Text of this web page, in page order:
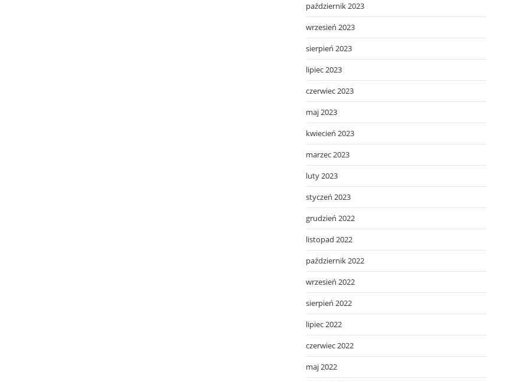
październik 2023
wrzesień 2023
sierpień 2023
lipiec 2023
czerwiec 2023
maj 2023
kwiecień 2023
marzec 2023
luty 2023
styczeń 2023
grudzień 2022
listopad 2022
październik 2022
wrzesień 2022
sierpień 2022
lipiec 2022
czerwiec 2022
maj 2022